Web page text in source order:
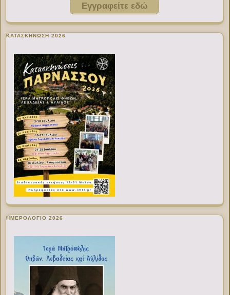
Εγγραφείτε εδώ
ΚΑΤΑΣΚΗΝΩΣΗ 2026
ΗΜΕΡΟΛΟΓΙΟ 2026